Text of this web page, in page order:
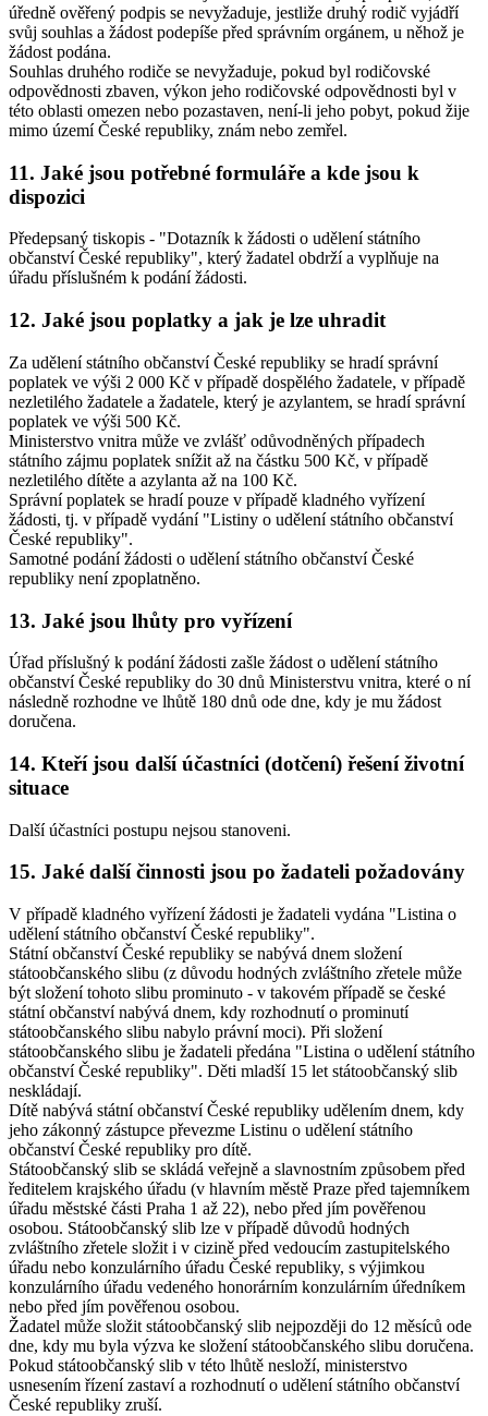
úředně ověřený podpis se nevyžaduje, jestliže druhý rodič vyjádří
svůj souhlas a žádost podepíše před správním orgánem, u něhož je
žádost podána.
Souhlas druhého rodiče se nevyžaduje, pokud byl rodičovské
odpovědnosti zbaven, výkon jeho rodičovské odpovědnosti byl v
této oblasti omezen nebo pozastaven, není-li jeho pobyt, pokud žije
mimo území České republiky, znám nebo zemřel.
11. Jaké jsou potřebné formuláře a kde jsou k
dispozici
Předepsaný tiskopis - "Dotazník k žádosti o udělení státního
občanství České republiky", který žadatel obdrží a vyplňuje na
úřadu příslušném k podání žádosti.
12. Jaké jsou poplatky a jak je lze uhradit
Za udělení státního občanství České republiky se hradí správní
poplatek ve výši 2 000 Kč v případě dospělého žadatele, v případě
nezletilého žadatele a žadatele, který je azylantem, se hradí správní
poplatek ve výši 500 Kč.
Ministerstvo vnitra může ve zvlášť odůvodněných případech
státního zájmu poplatek snížit až na částku 500 Kč, v případě
nezletilého dítěte a azylanta až na 100 Kč.
Správní poplatek se hradí pouze v případě kladného vyřízení
žádosti, tj. v případě vydání "Listiny o udělení státního občanství
České republiky".
Samotné podání žádosti o udělení státního občanství České
republiky není zpoplatněno.
13. Jaké jsou lhůty pro vyřízení
Úřad příslušný k podání žádosti zašle žádost o udělení státního
občanství České republiky do 30 dnů Ministerstvu vnitra, které o ní
následně rozhodne ve lhůtě 180 dnů ode dne, kdy je mu žádost
doručena.
14. Kteří jsou další účastníci (dotčení) řešení životní
situace
Další účastníci postupu nejsou stanoveni.
15. Jaké další činnosti jsou po žadateli požadovány
V případě kladného vyřízení žádosti je žadateli vydána "Listina o
udělení státního občanství České republiky".
Státní občanství České republiky se nabývá dnem složení
státoobčanského slibu (z důvodu hodných zvláštního zřetele může
být složení tohoto slibu prominuto - v takovém případě se české
státní občanství nabývá dnem, kdy rozhodnutí o prominutí
státoobčanského slibu nabylo právní moci). Při složení
státoobčanského slibu je žadateli předána "Listina o udělení státního
občanství České republiky". Děti mladší 15 let státoobčanský slib
neskládají.
Dítě nabývá státní občanství České republiky udělením dnem, kdy
jeho zákonný zástupce převezme Listinu o udělení státního
občanství České republiky pro dítě.
Státoobčanský slib se skládá veřejně a slavnostním způsobem před
ředitelem krajského úřadu (v hlavním městě Praze před tajemníkem
úřadu městské části Praha 1 až 22), nebo před jím pověřenou
osobou. Státoobčanský slib lze v případě důvodů hodných
zvláštního zřetele složit i v cizině před vedoucím zastupitelského
úřadu nebo konzulárního úřadu České republiky, s výjimkou
konzulárního úřadu vedeného honorárním konzulárním úředníkem
nebo před jím pověřenou osobou.
Žadatel může složit státoobčanský slib nejpozději do 12 měsíců ode
dne, kdy mu byla výzva ke složení státoobčanského slibu doručena.
Pokud státoobčanský slib v této lhůtě nesloží, ministerstvo
usnesením řízení zastaví a rozhodnutí o udělení státního občanství
České republiky zruší.